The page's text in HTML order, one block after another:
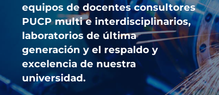
equipos de docentes consultores
PUCP multi e interdisciplinarios,
laboratorios de última
generación y el respaldo y
excelencia de nuestra
universidad.